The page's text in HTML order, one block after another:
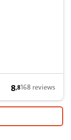
8,8 op basis van
8,8168 reviews